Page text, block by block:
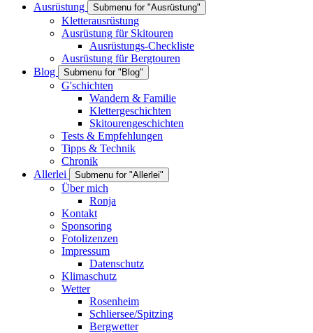
Ausrüstung
Submenu for "Ausrüstung"
Kletterausrüstung
Ausrüstung für Skitouren
Ausrüstungs-Checkliste
Ausrüstung für Bergtouren
Blog
Submenu for "Blog"
G'schichten
Wandern & Familie
Klettergeschichten
Skitourengeschichten
Tests & Empfehlungen
Tipps & Technik
Chronik
Allerlei
Submenu for "Allerlei"
Über mich
Ronja
Kontakt
Sponsoring
Fotolizenzen
Impressum
Datenschutz
Klimaschutz
Wetter
Rosenheim
Schliersee/Spitzing
Bergwetter